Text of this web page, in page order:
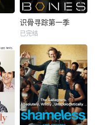
识骨寻踪第一季
已完结